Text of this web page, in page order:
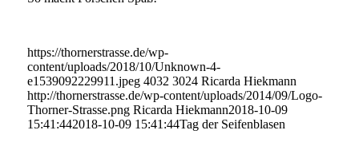
https://thornerstrasse.de/wp-
content/uploads/2018/10/Unknown-4-
e1539092229911.jpeg 4032 3024 Ricarda Hiekmann
http://thornerstrasse.de/wp-content/uploads/2014/09/Logo-
Thorner-Strasse.png Ricarda Hiekmann2018-10-09
15:41:442018-10-09 15:41:44Tag der Seifenblasen